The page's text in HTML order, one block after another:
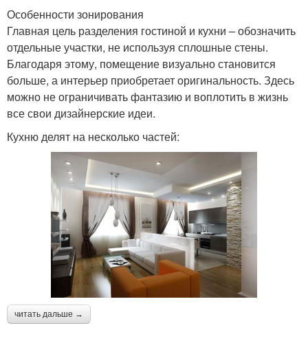
Особенности зонирования
Главная цель разделения гостиной и кухни – обозначить
отдельные участки, не используя сплошные стены.
Благодаря этому, помещение визуально становится
больше, а интерьер приобретает оригинальность. Здесь
можно не ограничивать фантазию и воплотить в жизнь
все свои дизайнерские идеи.
Кухню делят на несколько частей:
читать дальше →